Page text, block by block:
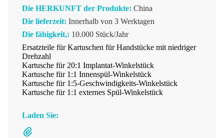
Die HERKUNFT der Produkte: China
Die lieferzeit: Innerhalb von 3 Werktagen
Die fähigkeit,: 10.000 Stück/Jahr
Ersatzteile für Kartuschen für Handstücke mit niedriger
Drehzahl
Kartusche für 20:1 Implantat-Winkelstück
Kartusche für 1:1 Innenspül-Winkelstück
Kartusche für 1:5-Geschwindigkeits-Winkelstück
Kartusche für 1:1 externes Spül-Winkelstück
Laden Sie: